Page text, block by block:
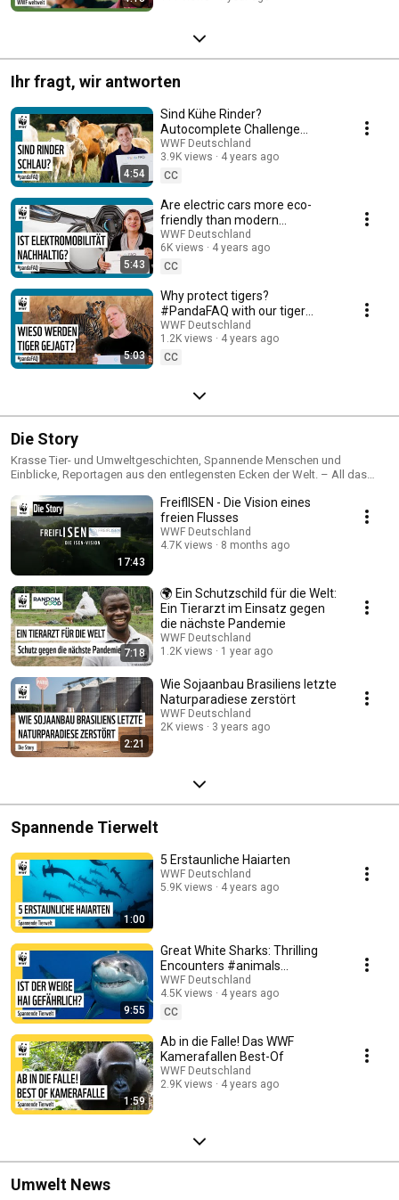
Ihr fragt, wir antworten
4:54
Sind Kühe Rinder?
Autocomplete Challenge
#pandafaq
WWF Deutschland
3.9K views
4 years ago
CC
5:43
Are electric cars more eco-
friendly than modern
combustion engines?
Autocomplete Challenge
#pandaFAQ
WWF Deutschland
6K views
4 years ago
CC
5:03
Why protect tigers?
#PandaFAQ with our tiger
expert Kathrin Samson
#YearOfTheTiger
WWF Deutschland
1.2K views
4 years ago
CC
Die Story
Krasse Tier- und Umweltgeschichten, Spannende Menschen und
Einblicke, Reportagen aus den entlegensten Ecken der Welt. – All das
17:43
FreiflISEN - Die Vision eines
freien Flusses
WWF Deutschland
4.7K views
8 months ago
7:18
🌍 Ein Schutzschild für die Welt:
Ein Tierarzt im Einsatz gegen
die nächste Pandemie
WWF Deutschland
1.2K views
1 year ago
2:21
Wie Sojaanbau Brasiliens letzte
Naturparadiese zerstört
WWF Deutschland
2K views
3 years ago
Spannende Tierwelt
1:00
5 Erstaunliche Haiarten
WWF Deutschland
5.9K views
4 years ago
9:55
Great White Sharks: Thrilling
Encounters #animals
#greatwhiteshark
WWF Deutschland
4.5K views
4 years ago
CC
1:59
Ab in die Falle! Das WWF
Kamerafallen Best-Of
WWF Deutschland
2.9K views
4 years ago
Umwelt News